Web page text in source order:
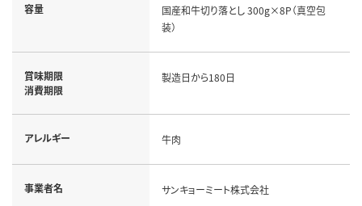
容量
国産和牛切り落とし 300g×8P（真空包
装）
賞味期限
消費期限
製造日から180日
アレルギー 牛肉
事業者名 サンキョーミート株式会社